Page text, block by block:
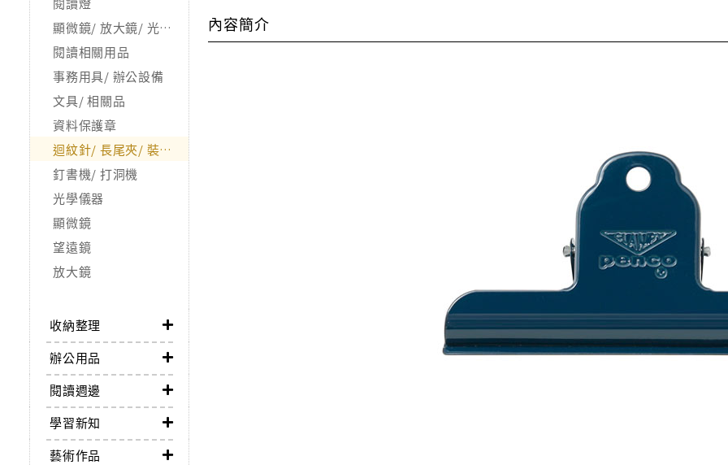
顯微鏡/ 放大鏡/ 光學儀器(X)
閱讀相關用品
事務用具/ 辦公設備
文具/ 相關品
資料保護章
迴紋針/ 長尾夾/ 裝訂夾
釘書機/ 打洞機
光學儀器
顯微鏡
望遠鏡
放大鏡
收納整理
辦公用品
閱讀週邊
學習新知
藝術作品
內容簡介